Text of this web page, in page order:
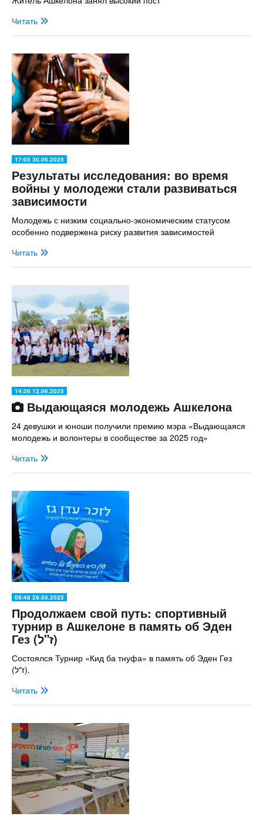
Читать
17:05 30.06.2025
Результаты исследования: во время
войны у молодежи стали развиваться
зависимости
Молодежь с низким социально-экономическим статусом
особенно подвержена риску развития зависимостей
Читать
14:26 12.06.2025
Выдающаяся молодежь Ашкелона
24 девушки и юноши получили премию мэра «Выдающаяся
молодежь и волонтеры в сообществе за 2025 год»
Читать
09:48 29.05.2025
Продолжаем свой путь: спортивный
турнир в Ашкелоне в память об Эден
Гез (ז"ל)
Состоялся Турнир «Кид ба тнуфа» в память об Эден Гез
(ז"ל).
Читать